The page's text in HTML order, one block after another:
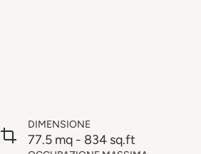
DIMENSIONE
77.5 mq - 834 sq.ft